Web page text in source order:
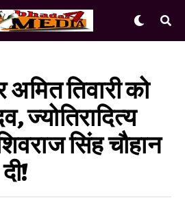
अमित तिवारी को
ज्योतिरादित्य
सिंह चौहान